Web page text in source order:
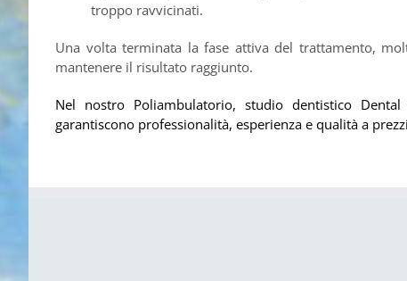
troppo ravvicinati.
Una volta terminata la fase attiva del trattamento,
mantenere il risultato raggiunto.
Nel nostro Poliambulatorio, studio dentistico
garantiscono professionalità, esperienza e qualità a